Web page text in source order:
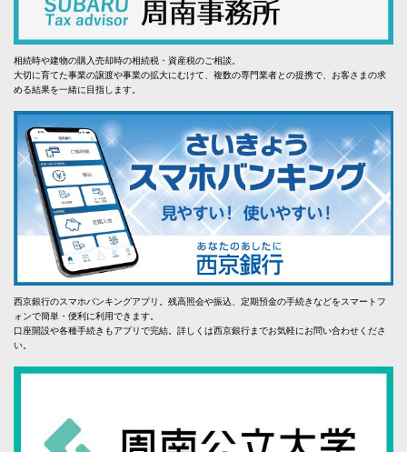
相続時や建物の購入売却時の相続税・資産税のご相談。
大切に育てた事業の譲渡や事業の拡大にむけて、複数の専門業者との提携で、お客さまの求
める結果を一緒に目指します。
西京銀行のスマホバンキングアプリ。残高照会や振込、定期預金の手続きなどをスマートフ
ォンで簡単・便利に利用できます。
口座開設や各種手続きもアプリで完結。詳しくは西京銀行までお気軽にお問い合わせくださ
い。